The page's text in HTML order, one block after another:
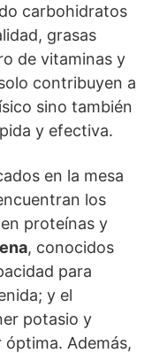
carbohidratos
grasas
de vitaminas y
contribuyen a
sino también
y efectiva.
en la mesa
los
proteínas y
, conocidos
para
y el
potasio y
Además,